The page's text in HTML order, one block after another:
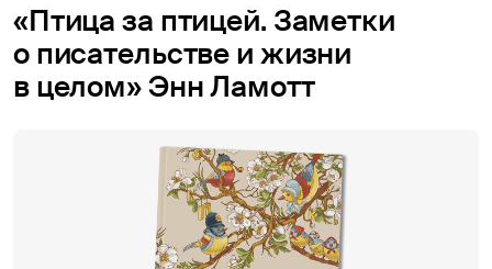
«Птица за птицей. Заметки
о писательстве и жизни
в целом» Энн Ламотт